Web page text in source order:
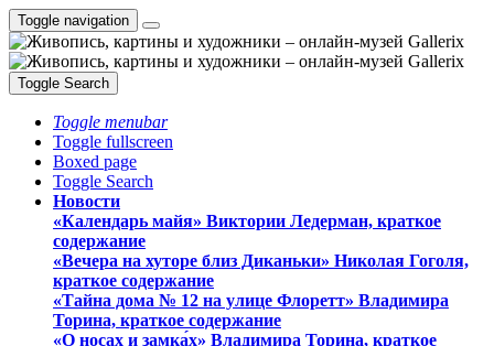
Toggle navigation
Toggle Search
Toggle menubar
Toggle fullscreen
Boxed page
Toggle Search
Новости
«Календарь майя» Виктории Ледерман, краткое
содержание
«Вечера на хуторе близ Диканьки» Николая Гоголя,
краткое содержание
«Тайна дома № 12 на улице Флоретт» Владимира
Торина, краткое содержание
«О носах и замка́х» Владимира Торина, краткое